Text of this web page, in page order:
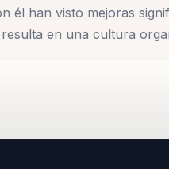
empresarial en
éxito a largo plazo.
él han visto mejoras
en una cultura